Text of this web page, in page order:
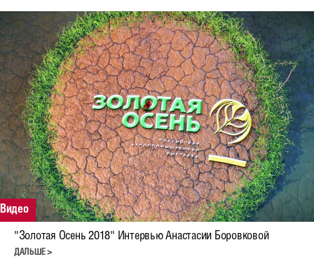
Видео
"Золотая Осень 2018" Интервью Анастасии Боровковой
ДАЛЬШЕ >